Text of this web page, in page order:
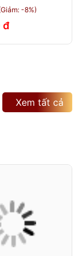
-8%)
đ
Xem tất cả